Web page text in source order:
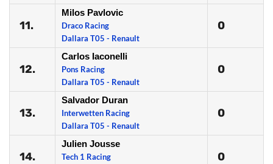
11.
Milos Pavlovic
Draco Racing
Dallara T05 - Renault
0
12.
Carlos Iaconelli
Pons Racing
Dallara T05 - Renault
0
13.
Salvador Duran
Interwetten Racing
Dallara T05 - Renault
0
14.
Julien Jousse
Tech 1 Racing
0